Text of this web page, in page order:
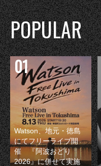
POPULAR
Watson、地元・徳島
にてフリーライブ開
催 『阿波おどり
2026』に併せて実施